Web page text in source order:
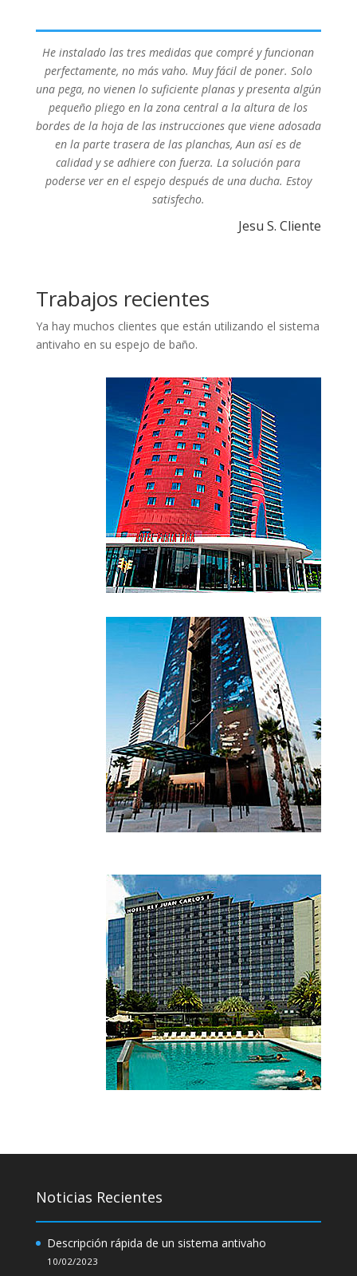
He instalado las tres medidas que compré y funcionan
perfectamente, no más vaho. Muy fácil de poner. Solo
una pega, no vienen lo suficiente planas y presenta algún
pequeño pliego en la zona central a la altura de los
bordes de la hoja de las instrucciones que viene adosada
en la parte trasera de las planchas, Aun así es de
calidad y se adhiere con fuerza. La solución para
poderse ver en el espejo después de una ducha. Estoy
satisfecho.
Jesu S. Cliente
Trabajos recientes
Ya hay muchos clientes que están utilizando el sistema
antivaho en su espejo de baño.
Noticias Recientes
Descripción rápida de un sistema antivaho
10/02/2023